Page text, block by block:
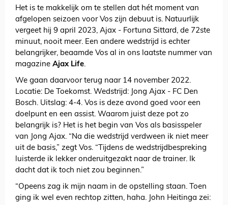
Het is te makkelijk om te stellen dat hét moment van
afgelopen seizoen voor Vos zijn debuut is. Natuurlijk
vergeet hij 9 april 2023, Ajax - Fortuna Sittard, de 72ste
minuut, nooit meer. Een andere wedstrijd is echter
belangrijker, beaamde Vos al in ons laatste nummer van
magazine Ajax Life.
We gaan daarvoor terug naar 14 november 2022.
Locatie: De Toekomst. Wedstrijd: Jong Ajax - FC Den
Bosch. Uitslag: 4-4. Vos is deze avond goed voor een
doelpunt en een assist. Waarom juist deze pot zo
belangrijk is? Het is het begin van Vos als basisspeler
van Jong Ajax. “Na die wedstrijd verdween ik niet meer
uit de basis,” zegt Vos. “Tijdens de wedstrijdbespreking
luisterde ik lekker onderuitgezakt naar de trainer. Ik
dacht dat ik toch niet zou beginnen.”
“Opeens zag ik mijn naam in de opstelling staan. Toen
ging ik wel even rechtop zitten, haha. John Heitinga zei: